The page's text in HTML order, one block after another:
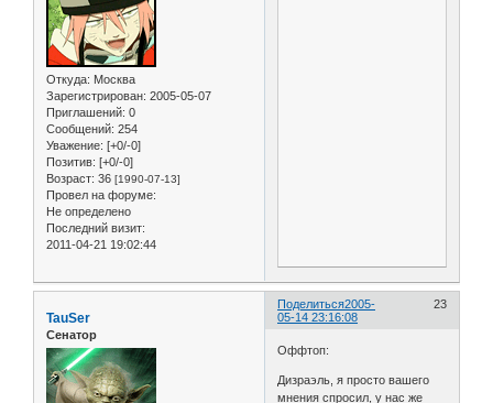
Откуда: Москва
Зарегистрирован: 2005-05-07
Приглашений: 0
Сообщений: 254
Уважение: [+0/-0]
Позитив: [+0/-0]
Возраст: 36 [1990-07-13]
Провел на форуме:
Не определено
Последний визит:
2011-04-21 19:02:44
Поделиться 23
2005-
05-14 23:16:08
TauSer
Сенатор
Оффтоп:
Дизраэль, я просто вашего
мнения спросил, у нас же